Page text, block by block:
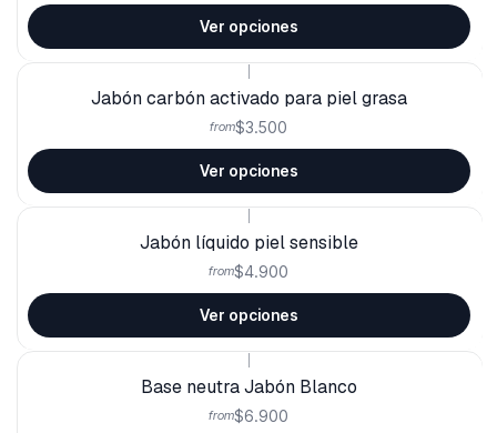
Ver opciones
Jabón carbón activado para piel grasa
from$3.500
Ver opciones
Jabón líquido piel sensible
from$4.900
Ver opciones
Base neutra Jabón Blanco
from$6.900